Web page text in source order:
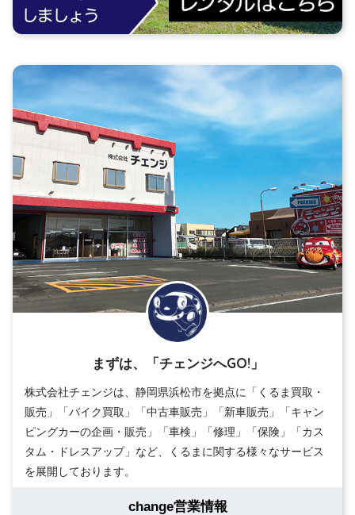
まずは、「チェンジへGO!」
株式会社チェンジは、静岡県浜松市を拠点に「くるま買取・
販売」「バイク買取」「中古車販売」「新車販売」「キャン
ピングカーの企画・販売」「車検」「修理」「保険」「カス
タム・ドレスアップ」など、くるまに関する様々なサービス
を展開しております。
change営業情報